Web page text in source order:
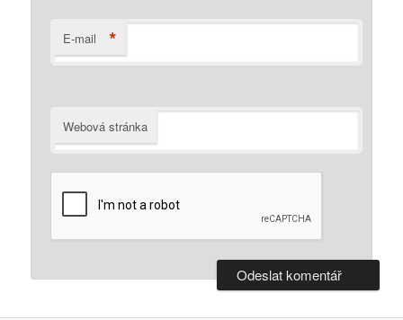
E-mail *
Webová stránka